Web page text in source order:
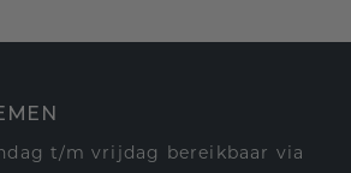
t/m vrijdag bereikbaar via